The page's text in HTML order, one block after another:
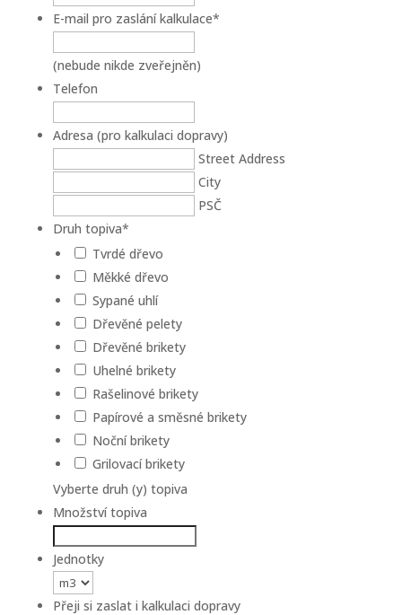
E-mail pro zaslání kalkulace*
(nebude nikde zveřejněn)
Telefon
Adresa (pro kalkulaci dopravy)
Street Address
City
PSČ
Druh topiva*
Tvrdé dřevo
Měkké dřevo
Sypané uhlí
Dřevěné pelety
Dřevěné brikety
Uhelné brikety
Rašelinové brikety
Papírové a směsné brikety
Noční brikety
Grilovací brikety
Vyberte druh (y) topiva
Množství topiva
Jednotky
Přeji si zaslat i kalkulaci dopravy